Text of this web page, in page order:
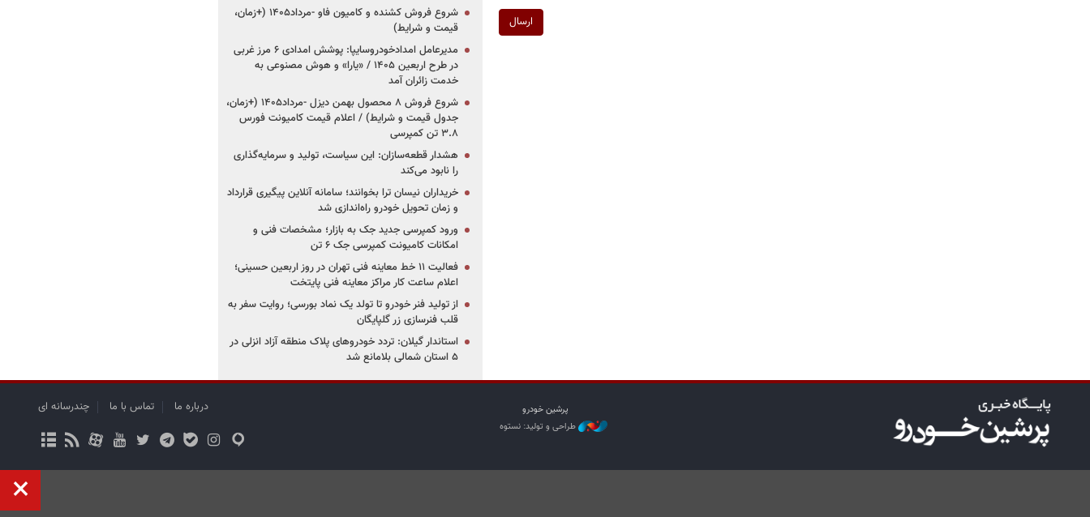
ارسال
شروع فروش کشنده و کامیون فاو -مرداد۱۴۰۵ (+زمان،
قیمت و شرایط)
مدیرعامل امدادخودروسایپا: پوشش امدادی ۶ مرز غربی
در طرح اربعین ۱۴۰۵ / «یارا» و هوش مصنوعی به
خدمت زائران آمد
شروع فروش ۸ محصول بهمن دیزل -مرداد۱۴۰۵ (+زمان،
جدول قیمت و شرایط) / اعلام قیمت کامیونت فورس
۳.۸ تن کمپرسی
هشدار قطعه‌سازان: این سیاست، تولید و سرمایه‌گذاری
را نابود می‌کند
خریداران نیسان ترا بخوانند؛ سامانه آنلاین پیگیری قرارداد
و زمان تحویل خودرو راه‌اندازی شد
ورود کمپرسی جدید جک به بازار؛ مشخصات فنی و
امکانات کامیونت کمپرسی جک ۶ تن
فعالیت ۱۱ خط معاینه فنی تهران در روز اربعین حسینی؛
اعلام ساعت کار مراکز معاینه فنی پایتخت
از تولید فنر خودرو تا تولد یک نماد بورسی؛ روایت سفر به
قلب فنرسازی زر گلپایگان
استاندار گیلان: تردد خودروهای پلاک منطقه آزاد انزلی در
۵ استان شمالی بلامانع شد
پرشین خودرو
طراحی و تولید: نستوه
درباره ما تماس با ما چندرسانه ای